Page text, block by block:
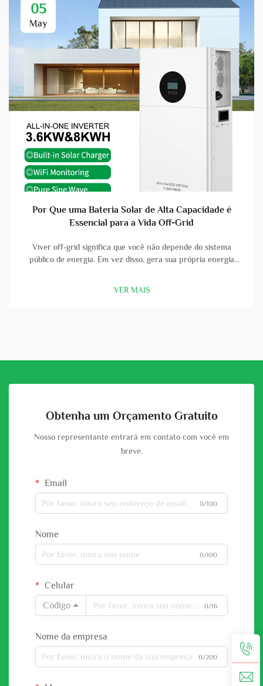
05
May
Por Que uma Bateria Solar de Alta Capacidade é
Essencial para a Vida Off-Grid
Viver off-grid significa que você não depende do sistema
público de energia. Em vez disso, gera sua própria energia
boa bateria, você pode armazenar a energia que os painéis
VER MAIS
Obtenha um Orçamento Gratuito
Nosso representante entrará em contato com você em
breve.
Email
0/100
Nome
0/100
Celular
Código
0/16
Nome da empresa
0/200